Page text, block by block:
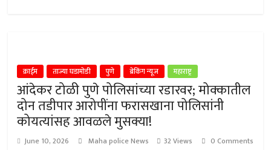
क्राईम ताज्या घडामोडी पुणे ब्रेकिंग न्यूज महाराष्ट्र
आंदेकर टोळी पुणे पोलिसांच्या रडारवर; मोक्कातील
दोन तडीपार आरोपींना फरासखाना पोलिसांनी
कोयत्यांसह आवळले मुसक्या!
June 10, 2026 Maha police News 32 Views
0 Comments